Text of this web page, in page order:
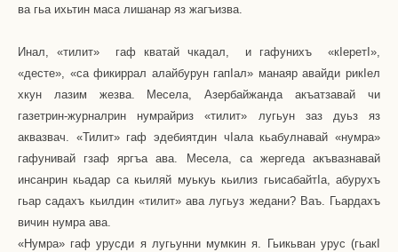
ва гьа ихьтин маса лишанар яз жагъизва.
Инал, «тилит» гаф кватай чкадал, и гафунихъ
«кIеретI»,
«десте», «са фикиррал алайбурун гапIал» манаяр авайди рикIел
хкун лазим жезва. Месела, Азербайжанда акъатзавай чи
газетрин-журналрин нумрайриз «тилит» лугьун заз дуьз яз
аквазвач. «Тилит» гаф эдебиятдин чIала кьабулнавай «нумра»
гафунивай гзаф яргъа ава. Месела, са жергеда акъвазнавай
инсанрин кьадар са кьиляй муькуь кьилиз гьисабайтIа, абурухъ
гьар садахъ кьилдин «тилит» ава лугьуз жедани? Ваъ. Гьардахъ
вичин нумра ава.
«Нумра» гаф урусди я лугьунни мумкин я. Гьикьван урус (гьакI